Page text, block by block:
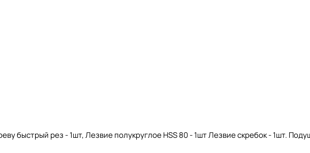
быстрый рез - 1шт, Лезвие полукруглое HSS 80 - 1шт Лезвие скребок - 1шт.